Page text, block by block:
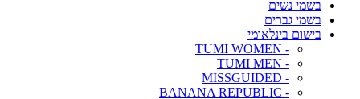
בשמי נשים
בשמי גברים
בישום בינלאומי
- TUMI WOMEN
- TUMI MEN
- MISSGUIDED
- BANANA REPUBLIC